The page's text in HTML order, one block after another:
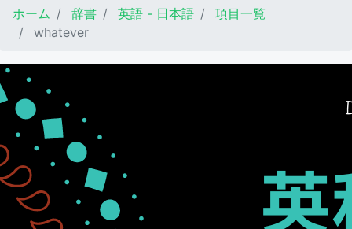
ホーム
辞書 英語 - 日本語
項目一覧
whatever